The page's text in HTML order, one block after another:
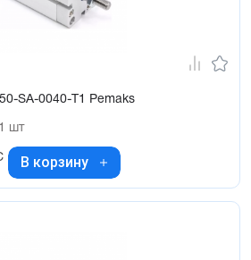
SA-0040-T1 Pemaks
шт
В корзину